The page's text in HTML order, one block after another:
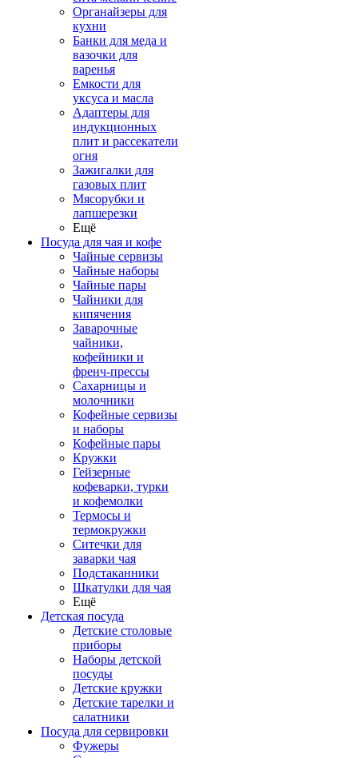
Органайзеры для
кухни
Банки для меда и
вазочки для
варенья
Емкости для
уксуса и масла
Адаптеры для
индукционных
плит и рассекатели
огня
Зажигалки для
газовых плит
Мясорубки и
лапшерезки
Ещё
Посуда для чая и кофе
Чайные сервизы
Чайные наборы
Чайные пары
Чайники для
кипячения
Заварочные
чайники,
кофейники и
френч-прессы
Сахарницы и
молочники
Кофейные сервизы
и наборы
Кофейные пары
Кружки
Гейзерные
кофеварки, турки
и кофемолки
Термосы и
термокружки
Ситечки для
заварки чая
Подстаканники
Шкатулки для чая
Ещё
Детская посуда
Детские столовые
приборы
Наборы детской
посуды
Детские кружки
Детские тарелки и
салатники
Посуда для сервировки
Фужеры